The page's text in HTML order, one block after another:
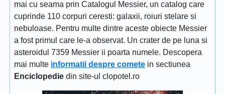
mai cu seama prin Catalogul Messier, un catalog care
cuprinde 110 corpuri ceresti: galaxii, roiuri stelare si
nebuloase. Pentru multe dintre aceste obiecte Messier
a fost primul care le-a observat. Un crater de pe luna si
asteroidul 7359 Messier ii poarta numele. Descopera
mai multe informatii despre comete in sectiunea
Enciclopedie din site-ul clopotel.ro